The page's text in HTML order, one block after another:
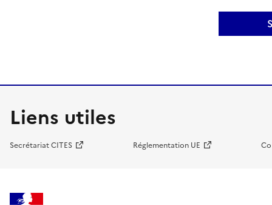
Liens utiles
Secrétariat CITES Réglementation UE